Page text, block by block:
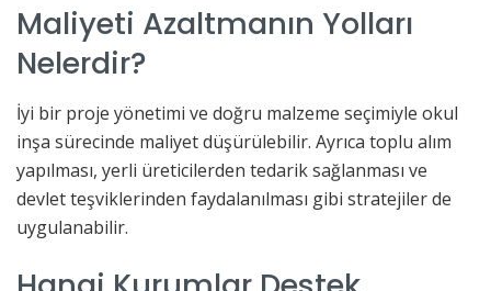
Maliyeti Azaltmanın Yolları
Nelerdir?
İyi bir proje yönetimi ve doğru malzeme seçimiyle okul
inşa sürecinde maliyet düşürülebilir. Ayrıca toplu alım
yapılması, yerli üreticilerden tedarik sağlanması ve
devlet teşviklerinden faydalanılması gibi stratejiler de
uygulanabilir.